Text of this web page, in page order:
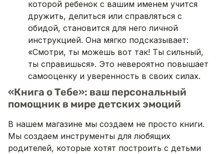
которой ребенок с вашим именем учится
дружить, делиться или справляться с
обидой, становится для него личной
инструкцией. Она мягко подсказывает:
«Смотри, ты можешь вот так! Ты сильный,
ты справишься». Это невероятно повышает
самооценку и уверенность в своих силах.
«Книга о Тебе»: ваш персональный
помощник в мире детских эмоций
В нашем магазине мы создаем не просто книги.
Мы создаем инструменты для любящих
родителей, которые хотят построить с детьми